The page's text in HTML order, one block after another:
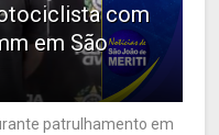
com
em São
patrulhamento em